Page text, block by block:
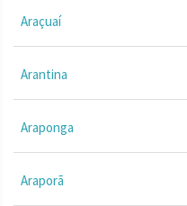
Araçuaí
Arantina
Araponga
Araporã